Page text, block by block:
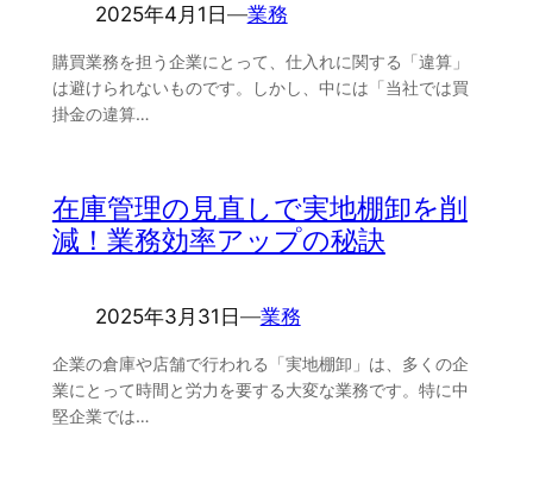
2025年4月1日―業務
購買業務を担う企業にとって、仕入れに関する「違算」
は避けられないものです。しかし、中には「当社では買
掛金の違算…
在庫管理の見直しで実地棚卸を削
減！業務効率アップの秘訣
2025年3月31日―業務
企業の倉庫や店舗で行われる「実地棚卸」は、多くの企
業にとって時間と労力を要する大変な業務です。特に中
堅企業では…